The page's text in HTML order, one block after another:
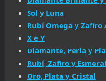
Sol y Luna
Rubí Omega y Zafiro
X e Y
Diamante, Perla y
Rubí, Zafiro y
Oro, Plata y Cristal